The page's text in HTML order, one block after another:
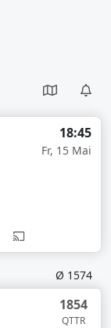
18:45
Fr, 15 Mai
Ø 1574
1854
QTTR